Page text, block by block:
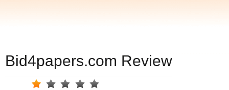
Bid4papers.com Review